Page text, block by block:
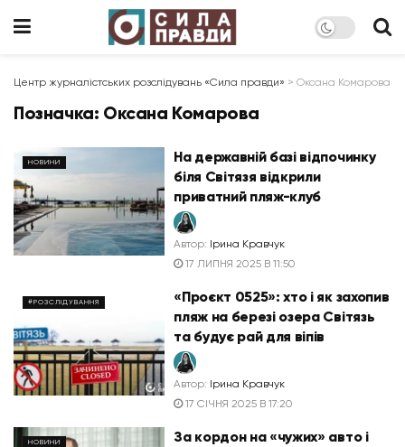
Центр журналістських розслідувань «Сила правди» > Оксана Комарова
Позначка: Оксана Комарова
НОВИНИ
На державній базі відпочинку
біля Світязя відкрили
приватний пляж-клуб
Автор: Ірина Кравчук
17 ЛИПНЯ 2025 В 11:50
#РОЗСЛІДУВАННЯ
«Проєкт 0525»: хто і як захопив
пляж на березі озера Світязь
та будує рай для віпів
Автор: Ірина Кравчук
17 СІЧНЯ 2025 В 17:20
НОВИНИ
За кордон на «чужих» авто і